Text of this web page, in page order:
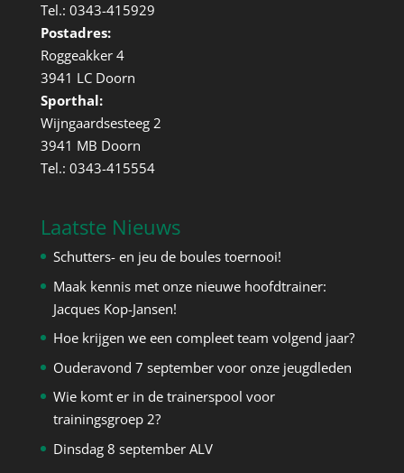
Tel.: 0343-415929
Postadres:
Roggeakker 4
3941 LC Doorn
Sporthal:
Wijngaardsesteeg 2
3941 MB Doorn
Tel.: 0343-415554
Laatste Nieuws
Schutters- en jeu de boules toernooi!
Maak kennis met onze nieuwe hoofdtrainer:
Jacques Kop-Jansen!
Hoe krijgen we een compleet team volgend jaar?
Ouderavond 7 september voor onze jeugdleden
Wie komt er in de trainerspool voor
trainingsgroep 2?
Dinsdag 8 september ALV